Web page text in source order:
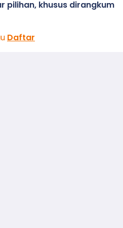
pilihan, khusus dirangkum
Daftar